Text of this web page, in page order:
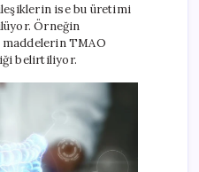
ise bu üretimi
Örneğin
maddelerin TMAO
belirtiliyor.